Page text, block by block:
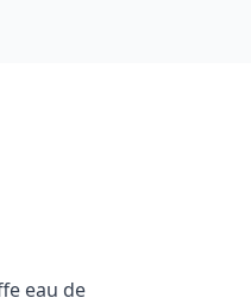
eau de